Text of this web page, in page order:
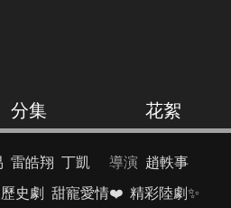
分集 花絮
雷皓翔 丁凱 導演 趙軼事
史劇 甜寵愛情❤️ 精彩陸劇✨